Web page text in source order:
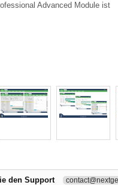
Advanced Module ist
den Support